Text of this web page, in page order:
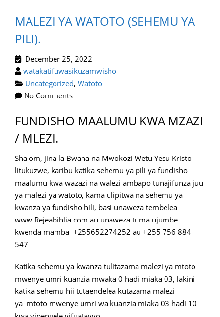
MALEZI YA WATOTO (SEHEMU YA
PILI).
December 25, 2022
watakatifuwasikuzamwisho
Uncategorized, Watoto
No Comments
FUNDISHO MAALUMU KWA MZAZI
/ MLEZI.
Shalom, jina la Bwana na Mwokozi Wetu Yesu Kristo
litukuzwe, karibu katika sehemu ya pili ya fundisho
maalumu kwa wazazi na walezi ambapo tunajifunza juu
ya malezi ya watoto, kama ulipitwa na sehemu ya
kwanza ya fundisho hili, basi unaweza tembelea
www.Rejeabiblia.com au unaweza tuma ujumbe
kwenda mamba +255652274252 au +255 756 884
547
Katika sehemu ya kwanza tulitazama malezi ya mtoto
mwenye umri kuanzia mwaka 0 hadi miaka 03, lakini
katika sehemu hii tutaendelea kutazama malezi
ya mtoto mwenye umri wa kuanzia miaka 03 hadi 10